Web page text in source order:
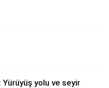
yolu ve seyir